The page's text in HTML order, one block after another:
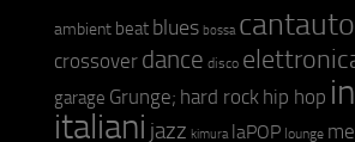
ambient beat blues bossa
crossover dance disco
garage Grunge; hard rock hip hop
italiani jazz kimura laPOP lounge